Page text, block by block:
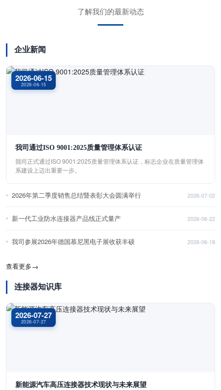
了解我们的最新动态
企业新闻
2026-06-15
2026-06-15
我司通过ISO 9001:2025质量管理体系认证
我司正式通过ISO 9001:2025质量管理体系认证，标志企业在质量管理体
系建设上迈出重要一步。
2026年第二季度销售总结暨表彰大会圆满举行 2026-07-02
新一代工业防水连接器产品线正式量产 2026-06-22
我司参展2026年德国慕尼黑电子展收获丰硕 2026-06-18
查看更多→
连接器知识库
2026-07-27
2026-07-27
新能源汽车高压连接器技术现状与未来展望